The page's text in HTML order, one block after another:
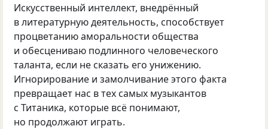
Искусственный интеллект, внедрённый
в литературную деятельность, способствует
процветанию аморальности общества
и обесцениваю подлинного человеческого
таланта, если не сказать его унижению.
Игнорирование и замолчивание этого факта
превращает нас в тех самых музыкантов
с Титаника, которые всё понимают,
но продолжают играть.